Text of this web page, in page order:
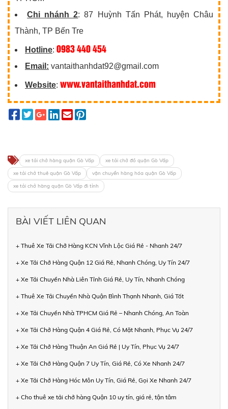
Chi nhánh 2: 87 Huỳnh Tấn Phát, huyện Châu
Thành, TP Bến Tre
Hotline: 0983 440 454
Email: vantaithanhdat92@gmail.com
Website: www.vantaithanhdat.com
xe tải chở hàng quận Gò Vấp
xe tải chở đồ quận Gò Vấp
xe tải chở thuê quận Gò Vấp
vận chuyển hàng hóa quận Gò Vấp
xe tải chở hàng quận Gò Vấp đi tỉnh
BÀI VIẾT LIÊN QUAN
+ Thuê Xe Tải Chở Hàng KCN Vĩnh Lộc Giá Rẻ - Nhanh 24/7
+ Xe Tải Chở Hàng Quận 12 Giá Rẻ, Nhanh Chóng, Uy Tín 24/7
+ Xe Tải Chuyển Nhà Liên Tỉnh Giá Rẻ, Uy Tín, Nhanh Chóng
+ Thuê Xe Tải Chuyển Nhà Quận Bình Thạnh Nhanh, Giá Tốt
+ Xe Tải Chuyển Nhà TPHCM Giá Rẻ – Nhanh Chóng, An Toàn
+ Xe Tải Chở Hàng Quận 4 Giá Rẻ, Có Mặt Nhanh, Phục Vụ 24/7
+ Xe Tải Chở Hàng Thuận An Giá Rẻ | Uy Tín, Phục Vụ 24/7
+ Xe Tải Chở Hàng Quận 7 Uy Tín, Giá Rẻ, Có Xe Nhanh 24/7
+ Xe Tải Chở Hàng Hóc Môn Uy Tín, Giá Rẻ, Gọi Xe Nhanh 24/7
+ Cho thuê xe tải chở hàng Quận 10 uy tín, giá rẻ, tận tâm